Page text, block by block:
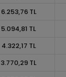
6.253,76 TL
5.094,81 TL
4.322,17 TL
3.770,29 TL